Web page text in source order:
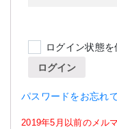
ログイン状態を
ログイン
パスワードをお忘れ
2019年5月以前のメル